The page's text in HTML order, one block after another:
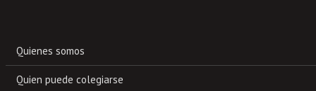
Quienes somos
Quien puede colegiarse